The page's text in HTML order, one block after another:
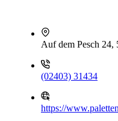
Auf dem Pesch 24,
(02403) 31434
https://